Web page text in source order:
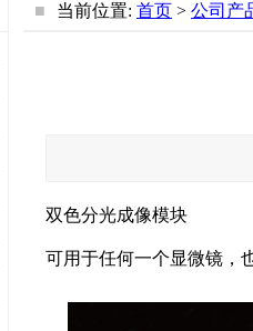
■ 当前位置: 首页 > 公司产
双色分光成像模块
可用于任何一个显微镜，